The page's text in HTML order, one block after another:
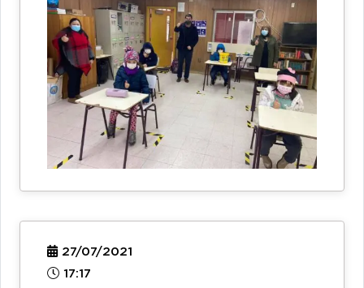
27/07/2021
17:17